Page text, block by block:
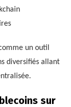
un outil
diversifiés allant
sur